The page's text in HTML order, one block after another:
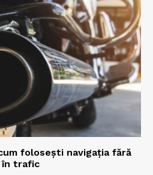
folosești navigația fără
în trafic